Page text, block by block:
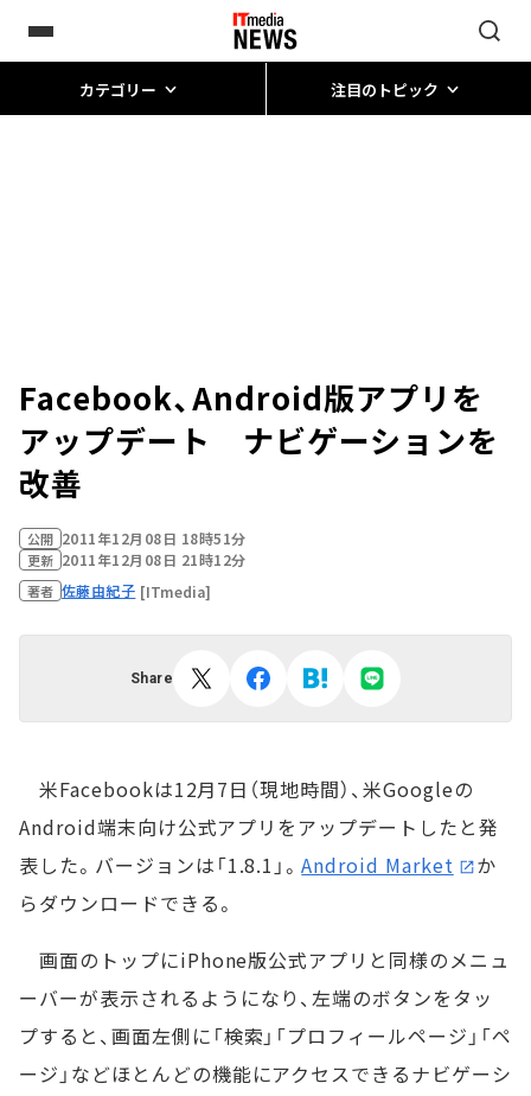
カテゴリー 注目のトピック
Facebook、Android版アプリを
アップデート ナビゲーションを
改善
公開 2011年12月08日 18時51分
更新 2011年12月08日 21時12分
著者 佐藤由紀子 [ITmedia]
Share
米Facebookは12月7日（現地時間）、米Googleの
Android端末向け公式アプリをアップデートしたと発
表した。バージョンは「1.8.1」。Android Market
か
らダウンロードできる。
画面のトップにiPhone版公式アプリと同様のメニュ
ーバーが表示されるようになり、左端のボタンをタッ
プすると、画面左側に「検索」「プロフィールページ」「ペ
ージ」などほとんどの機能にアクセスできるナビゲーシ